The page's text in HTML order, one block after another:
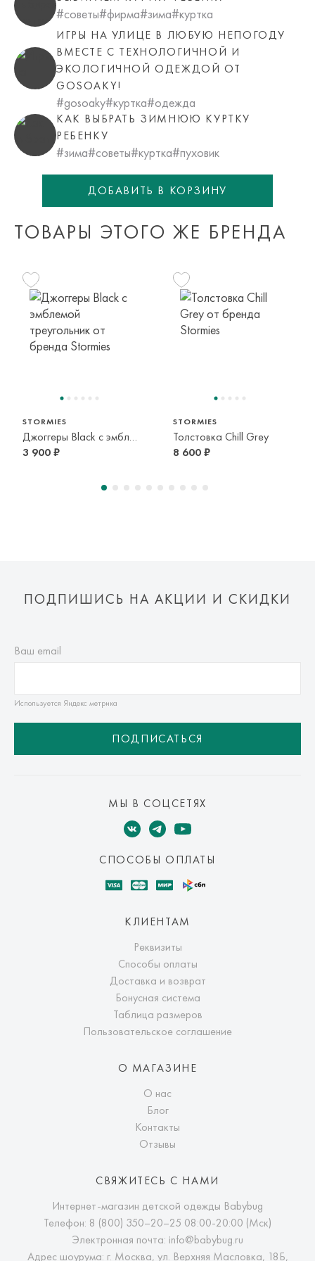
ДОБАВИТЬ В КОРЗИНУ
Мы доставляем в страны таможенного союза!
Доставка за пределы России в страны Таможенного союза
(Беларусь), транспортной компанией с последующей
курьерской доставкой до адресата или в пункт самовывоза
транспортной компании. Доставка осуществляется в срок и
по тарифам транспортной компании.
Оплата осуществляется онлайн банковскими картами Visa,
Mastercard, МИР, Система быстрых платежей (СБП)
#советы#фирма#зима#куртка
ИГРЫ НА УЛИЦЕ В ЛЮБУЮ НЕПОГОДУ
ВМЕСТЕ С ТЕХНОЛОГИЧНОЙ И
ЭКОЛОГИЧНОЙ ОДЕЖДОЙ ОТ
GOSOAKY!
#gosoaky#куртка#одежда
КАК ВЫБРАТЬ ЗИМНЮЮ КУРТКУ
РЕБЕНКУ
#зима#советы#куртка#пуховик
ТОВАРЫ ЭТОГО ЖЕ БРЕНДА
STORMIES
Джоггеры Black с эмблемой треугольник
3 900 ₽
3-4 года 5-6 лет
152 см
STORMIES
Толстовка Chill Grey
8 600 ₽
ПОДПИШИСЬ НА АКЦИИ И СКИДКИ
Ваш email
Используется Яндекс метрика
ПОДПИСАТЬСЯ
МЫ В СОЦСЕТЯХ
СПОСОБЫ ОПЛАТЫ
КЛИЕНТАМ
Реквизиты
Способы оплаты
Доставка и возврат
Бонусная система
Таблица размеров
Пользовательское соглашение
О МАГАЗИНЕ
О нас
Блог
Контакты
Отзывы
СВЯЖИТЕСЬ С НАМИ
Интернет-магазин детской одежды Babybug
Телефон: 8 (800) 350–20–25 08:00-20:00 (Мск)
Электронная почта: info@babybug.ru
Адрес шоурума: г. Москва, ул. Верхняя Масловка, 18Б,